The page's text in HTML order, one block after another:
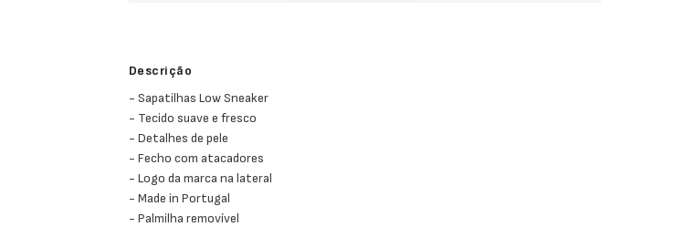
Descrição
- Sapatilhas Low Sneaker
- Tecido suave e fresco
- Detalhes de pele
- Fecho com atacadores
- Logo da marca na lateral
- Made in Portugal
- Palmilha removível